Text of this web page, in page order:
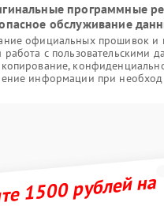
программные
обслуживание
официальных прошивок и
работа с пользовательскими
информации при
1500 рублей на